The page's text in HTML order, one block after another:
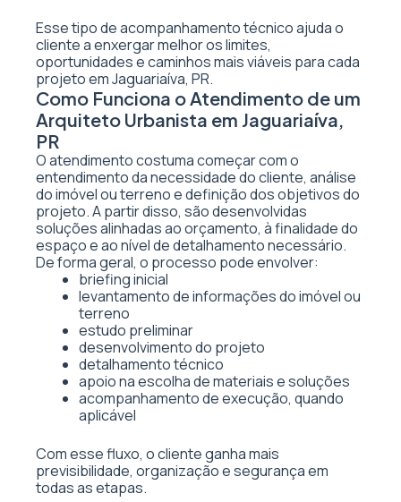
Esse tipo de acompanhamento técnico ajuda o
cliente a enxergar melhor os limites,
oportunidades e caminhos mais viáveis para cada
projeto em Jaguariaíva, PR.
Como Funciona o Atendimento de um
Arquiteto Urbanista em Jaguariaíva,
PR
O atendimento costuma começar com o
entendimento da necessidade do cliente, análise
do imóvel ou terreno e definição dos objetivos do
projeto. A partir disso, são desenvolvidas
soluções alinhadas ao orçamento, à finalidade do
espaço e ao nível de detalhamento necessário.
De forma geral, o processo pode envolver:
briefing inicial
levantamento de informações do imóvel ou
terreno
estudo preliminar
desenvolvimento do projeto
detalhamento técnico
apoio na escolha de materiais e soluções
acompanhamento de execução, quando
aplicável
Com esse fluxo, o cliente ganha mais
previsibilidade, organização e segurança em
todas as etapas.